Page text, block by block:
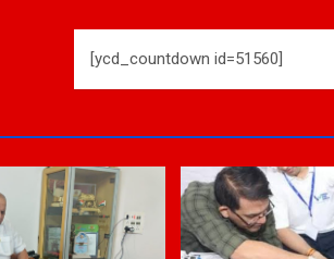
[ycd_countdown id=51560]